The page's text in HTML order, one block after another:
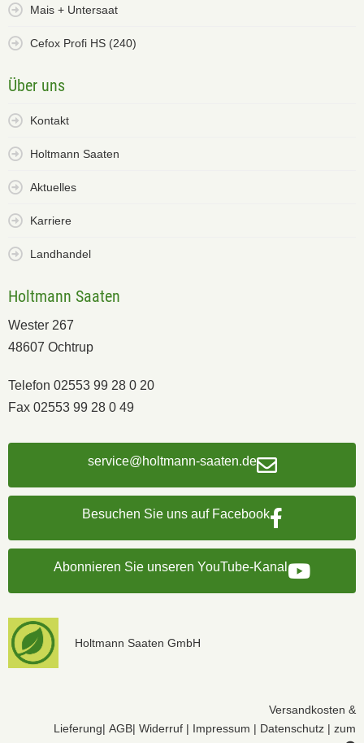
Mais + Untersaat
Cefox Profi HS (240)
Über uns
Kontakt
Holtmann Saaten
Aktuelles
Karriere
Landhandel
Holtmann Saaten
Wester 267
48607 Ochtrup
Telefon 02553 99 28 0 20
Fax 02553 99 28 0 49
service@holtmann-saaten.de
Besuchen Sie uns auf Facebook
Abonnieren Sie unseren YouTube-Kanal
Holtmann Saaten GmbH
Versandkosten &
Lieferung| AGB| Widerruf | Impressum | Datenschutz | zum